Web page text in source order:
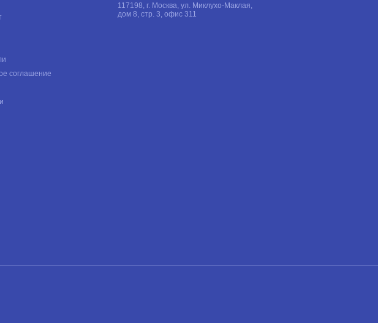
соглашение
117198, г. Москва, ул. Миклухо-Маклая,
дом 8, стр. 3, офис 311